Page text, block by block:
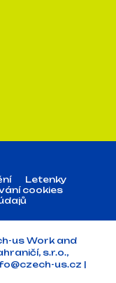
Letenky
cookies
us Work and
s.r.o.,
us.cz |